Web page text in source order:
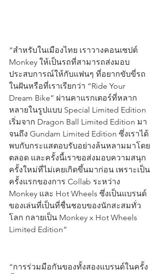
“สำหรับในเมืองไทย เราวางคอนเซปต์
Monkey ให้เป็นรถที่สามารถส่งมอบ
ประสบการณ์ให้กับแฟนๆ ที่อยากขับขี่รถ
ในฝันหรือที่เราเรียกว่า “Ride Your
Dream Bike” ผ่านคาแรกเตอร์ที่หลาก
หลายในรูปแบบ Special Limited Edition
เริ่มจาก Dragon Ball Limited Edition มา
จนถึง Gundam Limited Edition ซึ่งเราได้
พบกับกระแสตอบรับอย่างล้นหลามมาโดย
ตลอด และครั้งนี้เราขอส่งมอบความสนุก
ครั้งใหม่ที่ไม่เคยเกิดขึ้นมาก่อน เพราะเป็น
ครั้งแรกของการ Collab ระหว่าง
Monkey และ Hot Wheels ซึ่งเป็นแบรนด์
ของเล่นที่เป็นที่ชื่นชอบของนักสะสมทั่ว
โลก กลายเป็น Monkey x Hot Wheels
Limited Edition”
“การร่วมมือกันของทั้งสองแบรนด์ในครั้ง